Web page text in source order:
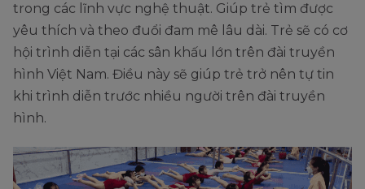
trong các lĩnh vực nghệ thuật. Giúp trẻ tìm được
yêu thích và theo đuổi đam mê lâu dài. Trẻ sẽ có cơ
hội trình diễn tại các sân khấu lớn trên đài truyền
hình Việt Nam. Điều này sẽ giúp trẻ trở nên tự tin
khi trình diễn trước nhiều người trên đài truyền
hình.